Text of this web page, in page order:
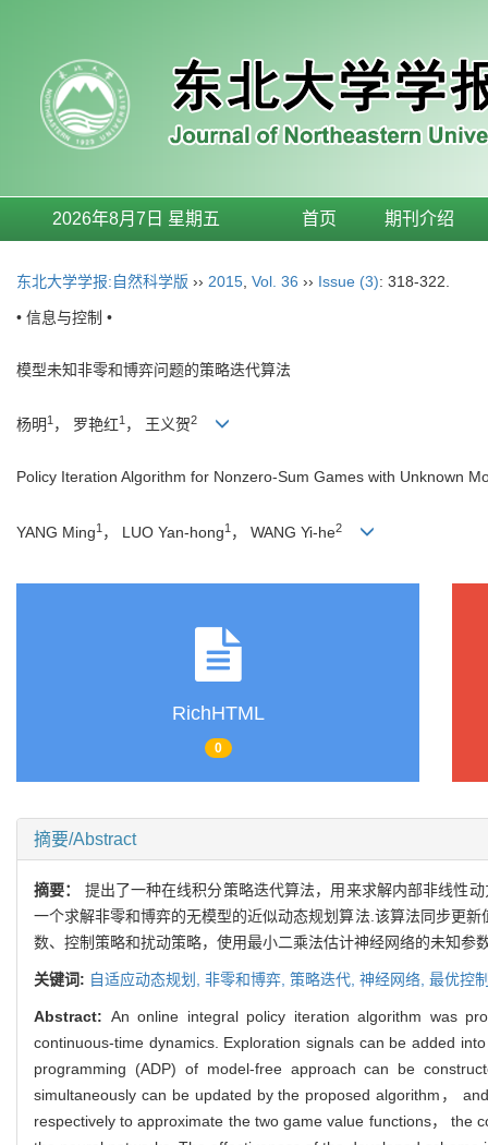
2026年8月7日 星期五 首页 期刊介绍
东北大学学报:自然科学版 ›› 2015 Vol. 36 ›› Issue (3): 318-322.
• 信息与控制 •
模型未知非零和博弈问题的策略迭代算法
杨明 1 ， 罗艳红1 ， 王义贺2
Policy Iteration Algorithm for Nonzero-Sum Games with Unknown
YANG Ming1 ， LUO Yan-hong1 ， WANG Yi-he2
RichHTML
0
摘要/Abstract
摘要： 提出了一种在线积分策略迭代算法，用来求解内部非线性
一个求解非零和博弈的无模型的近似动态规划算法.该算法同步更
数、控制策略和扰动策略，使用最小二乘法估计神经网络的未知参
关键词: 自适应动态规划, 非零和博弈, 策略迭代, 神经网络, 最优控
Abstract: An online integral policy iteration algorithm was
continuous-time dynamics. Exploration signals can be added
programming (ADP) of model-free approach can be
simultaneously can be updated by the proposed algorithm，
respectively to approximate the two game value functions， the